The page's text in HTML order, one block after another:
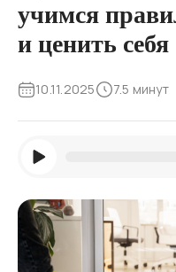
учимся
и ценить себя
10.11.2025 7.5 минут